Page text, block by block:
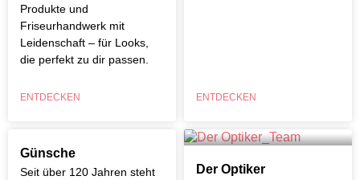
Produkte und
Friseurhandwerk mit
Leidenschaft – für Looks,
die perfekt zu dir passen.
ENTDECKEN ENTDECKEN
Günsche
Seit über 120 Jahren steht
Der Optiker